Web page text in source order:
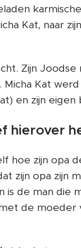
Kat, naar
Zijn
Kat
en zijn
hierover
hoe zijn opa
zijn opa zijn
is de man
de